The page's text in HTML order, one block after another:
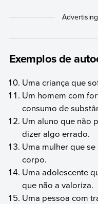
Exemplos de
Uma criança que
Um homem com
consumo de
Um aluno que não
dizer algo errado.
Uma mulher que
corpo.
Uma adolescente
que não a valoriza.
Uma pessoa com